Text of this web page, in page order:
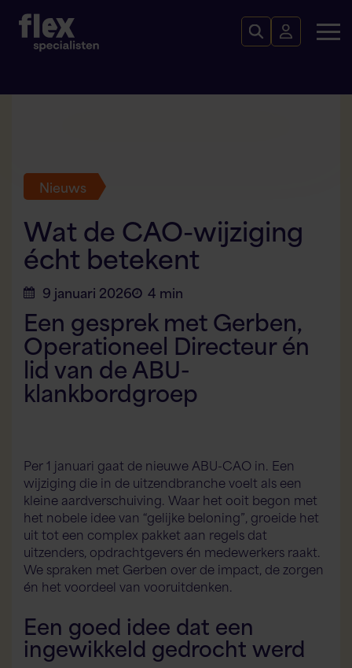
Nieuws
Wat de CAO-wijziging
écht betekent
9 januari 2026 4 min
Een gesprek met Gerben,
Operationeel Directeur én
lid van de ABU-
klankbordgroep
Per 1 januari gaat de nieuwe ABU-CAO in. Een
wijziging die in de uitzendbranche voelt als een
kleine aardverschuiving. Waar het ooit begon met
het nobele idee van “gelijke beloning”, groeide het
uit tot een complex pakket aan regels dat
uitzenders, opdrachtgevers én medewerkers raakt.
We spraken met Gerben over de impact, de zorgen
én het voordeel van vooruitdenken.
Een goed idee dat een
ingewikkeld gedrocht werd